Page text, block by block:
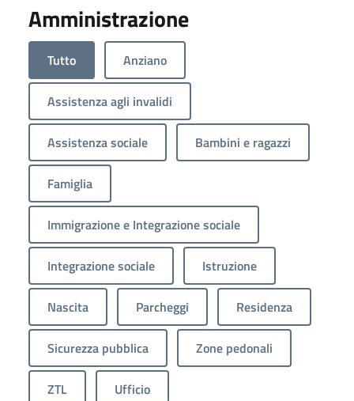
Amministrazione
Tutto Anziano
Assistenza agli invalidi
Assistenza sociale Bambini e ragazzi
Famiglia
Immigrazione e Integrazione sociale
Integrazione sociale Istruzione
Nascita Parcheggi Residenza
Sicurezza pubblica Zone pedonali
ZTL Ufficio